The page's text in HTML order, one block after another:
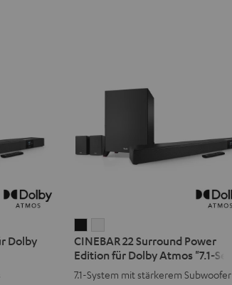
Dolby
22
Surround
Power
22
Surround
Power
CINEBAR 22 Surround Power
Edition für Dolby Atmos "7.1-Set"
7.1-System mit stärkerem Subwoofer